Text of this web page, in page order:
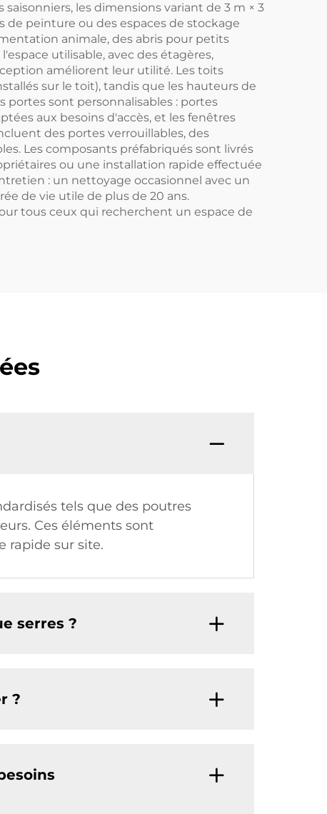
les dimensions variant de 3 m × 3
de peinture ou des espaces de stockage
animale, des abris pour petits
utilisable, avec des étagères,
améliorent leur utilité. Les toits
sur le toit), tandis que les hauteurs de
portes sont personnalisables : portes
aux besoins d'accès, et les fenêtres
des portes verrouillables, des
Les composants préfabriqués sont livrés
ou une installation rapide effectuée
: un nettoyage occasionnel avec un
de vie utile de plus de 20 ans.
tous ceux qui recherchent un espace de
tels que des poutres
Ces éléments sont
rapide sur site.
serres ?
?